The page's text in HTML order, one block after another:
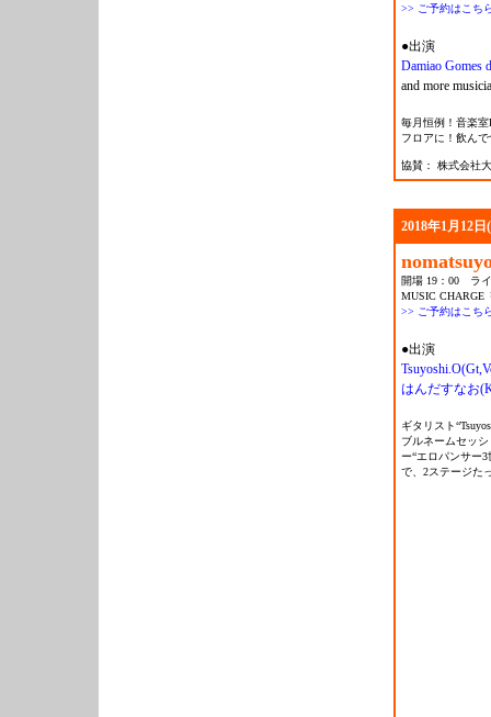
>> ご予約はこち
●出演
Damiao Gomes
and more
毎月恒例！音楽
フロアに！飲ん
協賛： 株式会社
2018年1月12日
開場 19：00 ラ
MUSIC
>> ご予約はこち
●出演
はんだすなお
ギタリスト
ブルネームセッ
ー“エロパンサー
で、2ステージた